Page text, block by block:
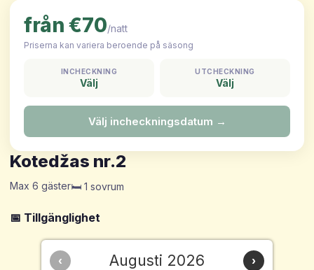
från €70/natt
Priserna kan variera beroende på säsong
INCHECKNING
Välj
UTCHECKNING
Välj
Välj incheckningsdatum →
Kotedžas nr.2
Max 6 gäster🛏️ 1 sovrum
📅 Tillgänglighet
‹ ›
Augusti 2026